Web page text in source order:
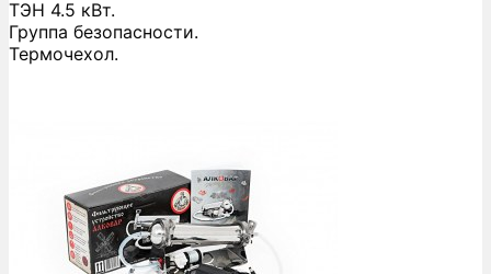
ТЭН 4.5 кВт.
Группа безопасности.
Термочехол.